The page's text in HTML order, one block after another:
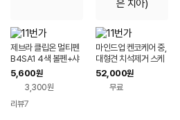
제브라 클립온 멀티펜
B4SA1 4색 볼펜+샤
프 다색펜 0.7+0.5
5,600원
3,300원
리뷰7
마인드업 켄코케어 중,
대형견 치석제거 스케
일러 샤프 (평평하지
않은 치아)
52,000원
무료